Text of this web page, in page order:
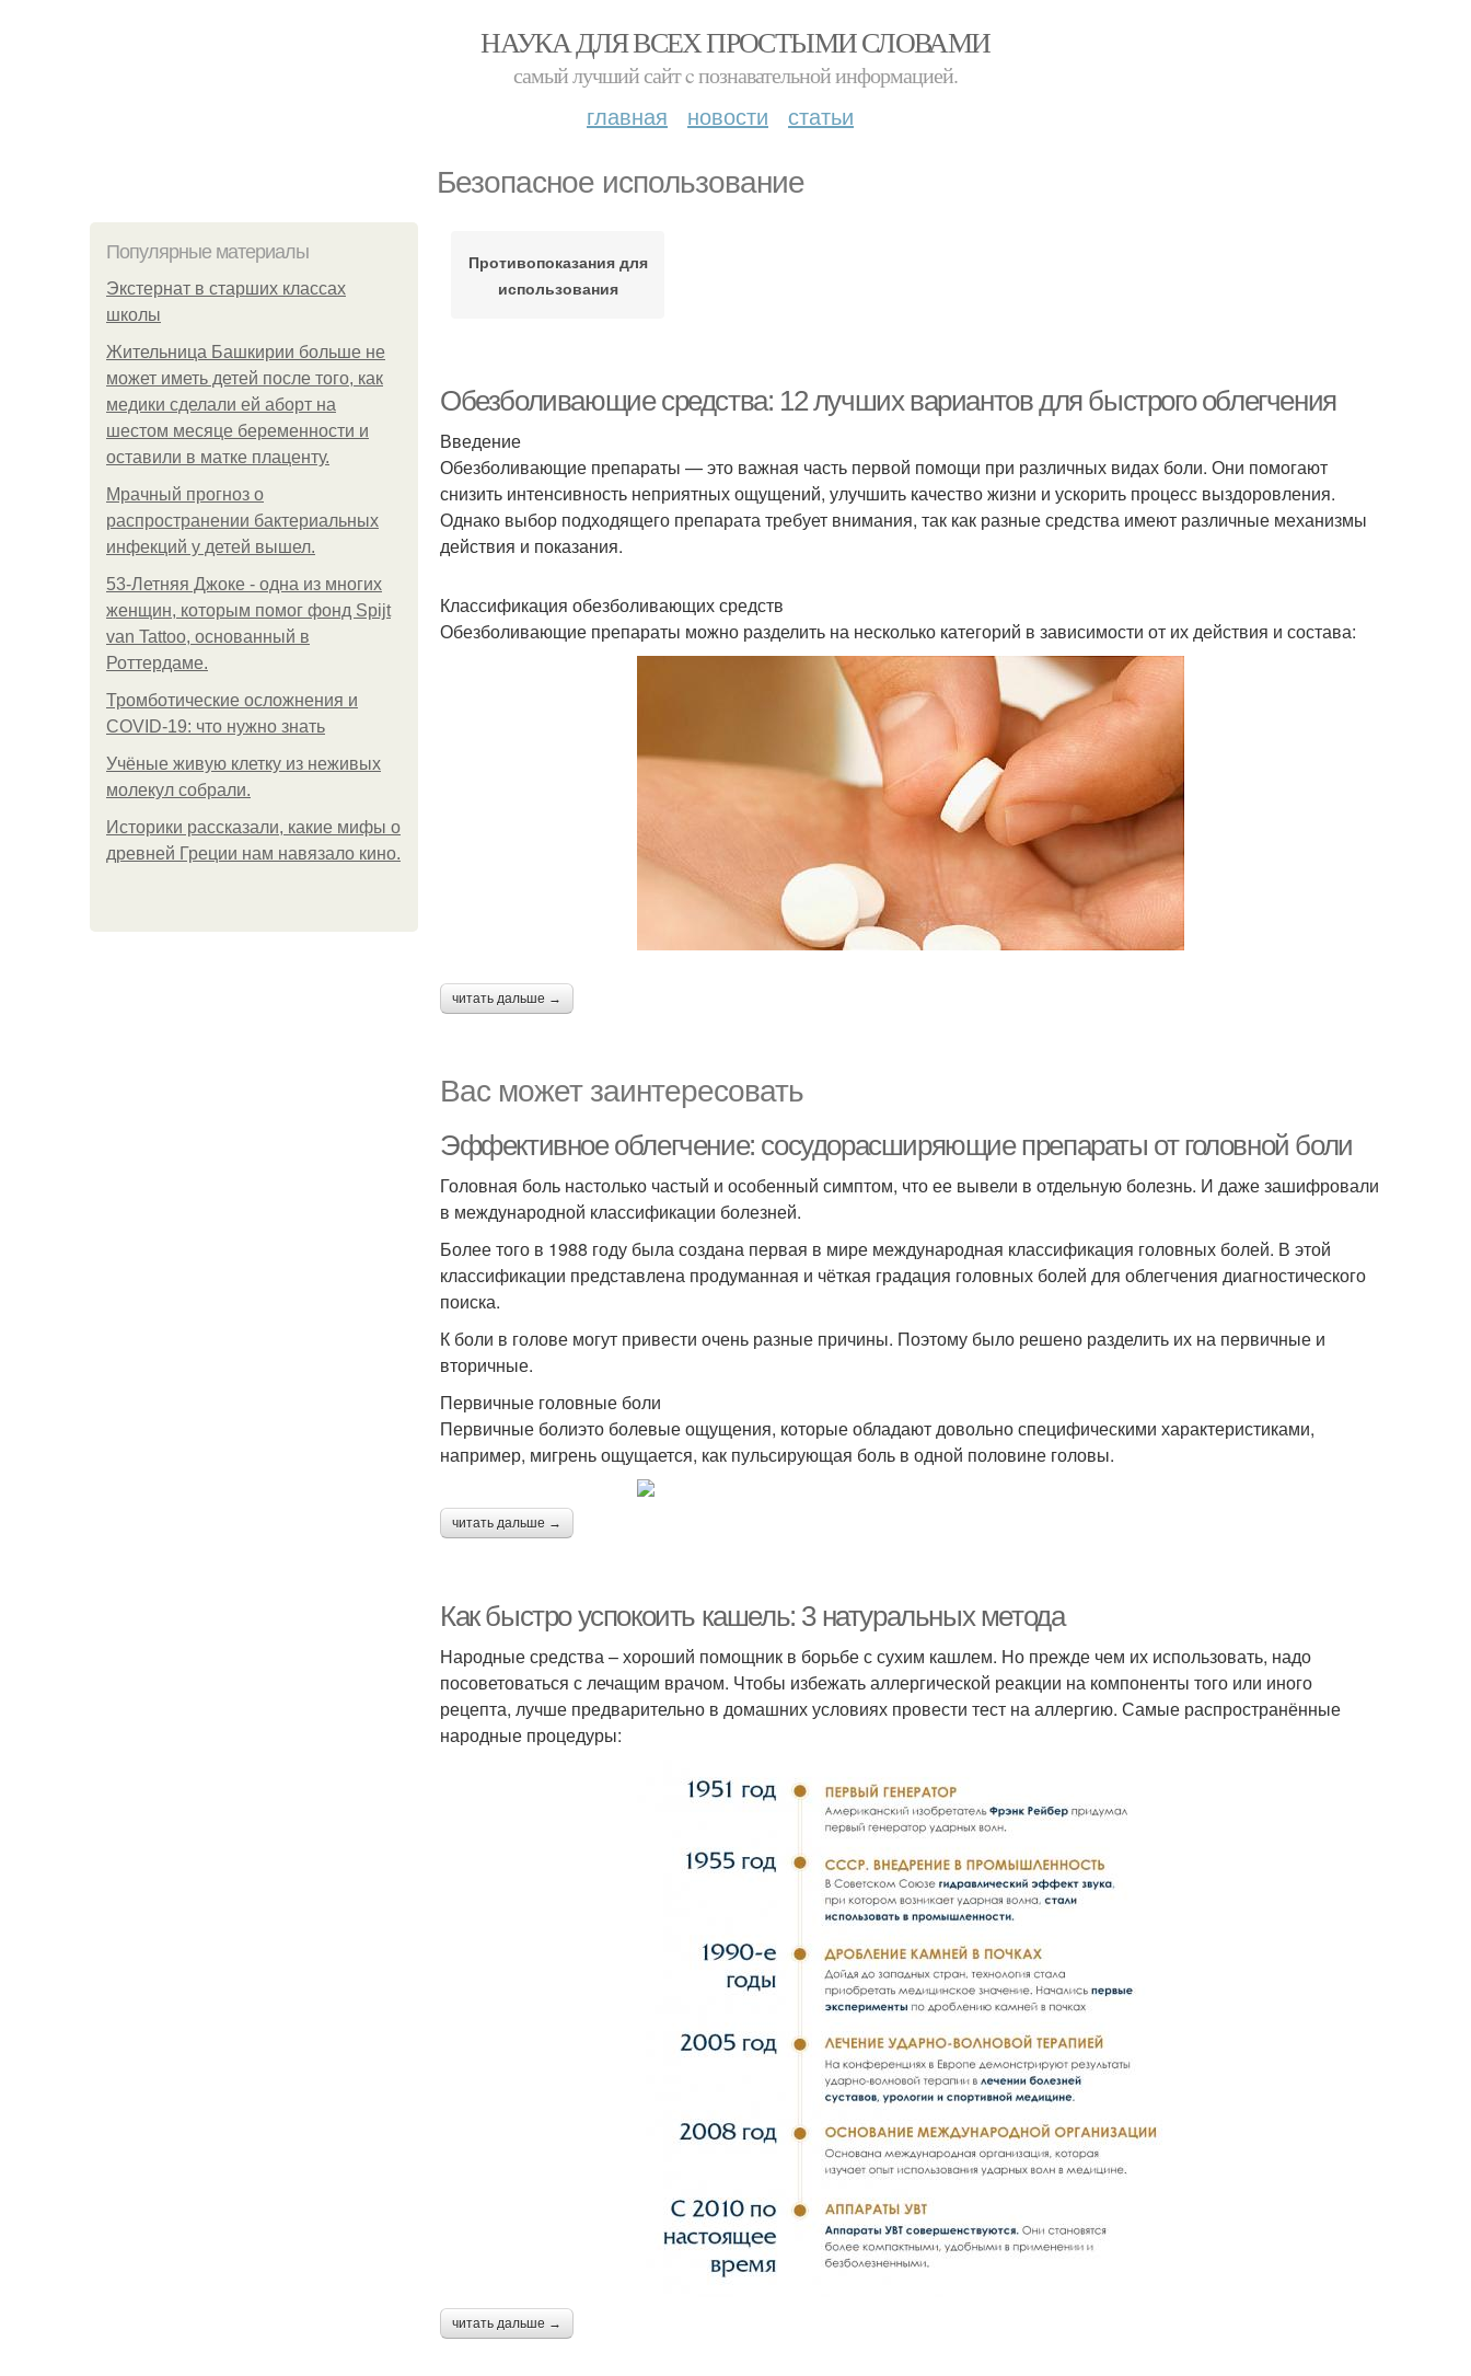
НАУКА ДЛЯ ВСЕХ ПРОСТЫМИ СЛОВАМИ
самый лучший сайт c познавательной информацией.
главная новости статьи
Безопасное использование
Популярные материалы
Экстернат в старших классах
школы
Жительница Башкирии больше не
может иметь детей после того, как
медики сделали ей аборт на
шестом месяце беременности и
оставили в матке плаценту.
Мрачный прогноз о
распространении бактериальных
инфекций у детей вышел.
53-Летняя Джоке - одна из многих
женщин, которым помог фонд Spijt
van Tattoo, основанный в
Роттердаме.
Тромботические осложнения и
COVID-19: что нужно знать
Учёные живую клетку из неживых
молекул собрали.
Историки рассказали, какие мифы о
древней Греции нам навязало кино.
Противопоказания для
использования
Обезболивающие средства: 12 лучших вариантов для быстрого облегчения
Введение
Обезболивающие препараты — это важная часть первой помощи при различных видах боли. Они помогают
снизить интенсивность неприятных ощущений, улучшить качество жизни и ускорить процесс выздоровления.
Однако выбор подходящего препарата требует внимания, так как разные средства имеют различные механизмы
действия и показания.
Классификация обезболивающих средств
Обезболивающие препараты можно разделить на несколько категорий в зависимости от их действия и состава:
читать дальше →
Вас может заинтересовать
Эффективное облегчение: сосудорасширяющие препараты от головной боли
Головная боль настолько частый и особенный симптом, что ее вывели в отдельную болезнь. И даже зашифровали
в международной классификации болезней.
Более того в 1988 году была создана первая в мире международная классификация головных болей. В этой
классификации представлена продуманная и чёткая градация головных болей для облегчения диагностического
поиска.
К боли в голове могут привести очень разные причины. Поэтому было решено разделить их на первичные и
вторичные.
Первичные головные боли
Первичные болиэто болевые ощущения, которые обладают довольно специфическими характеристиками,
например, мигрень ощущается, как пульсирующая боль в одной половине головы.
читать дальше →
Как быстро успокоить кашель: 3 натуральных метода
Народные средства – хороший помощник в борьбе с сухим кашлем. Но прежде чем их использовать, надо
посоветоваться с лечащим врачом. Чтобы избежать аллергической реакции на компоненты того или иного
рецепта, лучше предварительно в домашних условиях провести тест на аллергию. Самые распространённые
народные процедуры:
читать дальше →